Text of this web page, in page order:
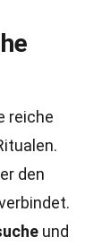
reiche
den
und